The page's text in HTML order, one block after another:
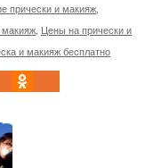
прически и макияж,
, Цены на прически и
и макияж бесплатно